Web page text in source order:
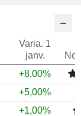
Varia. 1
janv.
+8,00%
+5,00%
+1,00%